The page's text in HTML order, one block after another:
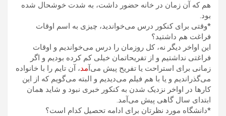
هم که آن زمان در خانه حضور داشت، به شدت خوشحال شده
بود.
*وقتی برای کنکور درس می‌خواندید، چیزی به اسم اوقات
فراغت هم داشتید؟
این اواخر دیگر نه، کل روزمان را درس می‌خواندیم و اوقات
فراغتی نداشتیم و از تفریحاتمان خیلی کم کرده بودیم و اگر
زمانی برای استراحت یا تفریح پیش می‌آمد، آن تایم را با خانواده
می‌گذراندیم و یا با هم فیلم می‌دیدیم و البته می‌گویم که از این
کارها در اواخر نزدیک شدن به کنکور خبری نبود و شاید همان
ابتدای سال گاهی پیش می‌آمد.
*دانشگاه مورد نظرتان برای ادامه تحصیل کدام است؟